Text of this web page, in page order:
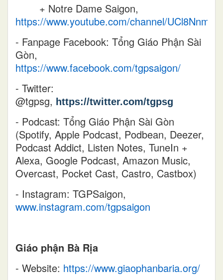
+ Notre Dame Saigon,
https://www.youtube.com/channel/
- Fanpage Facebook: Tổng Giáo Phận Sài
Gòn,
https://www.facebook.com/tgpsaigon/
- Twitter:
@tgpsg, https://twitter.com/tgpsg
- Podcast: Tổng Giáo Phận Sài Gòn
(Spotify, Apple Podcast, Podbean, Deezer,
Podcast Addict, Listen Notes, TuneIn +
Alexa, Google Podcast, Amazon Music,
Overcast, Pocket Cast, Castro, Castbox)
- Instagram: TGPSaigon,
www.instagram.com/tgpsaigon
Giáo phận Bà Rịa
- Website: https://www.giaophanbaria.org/